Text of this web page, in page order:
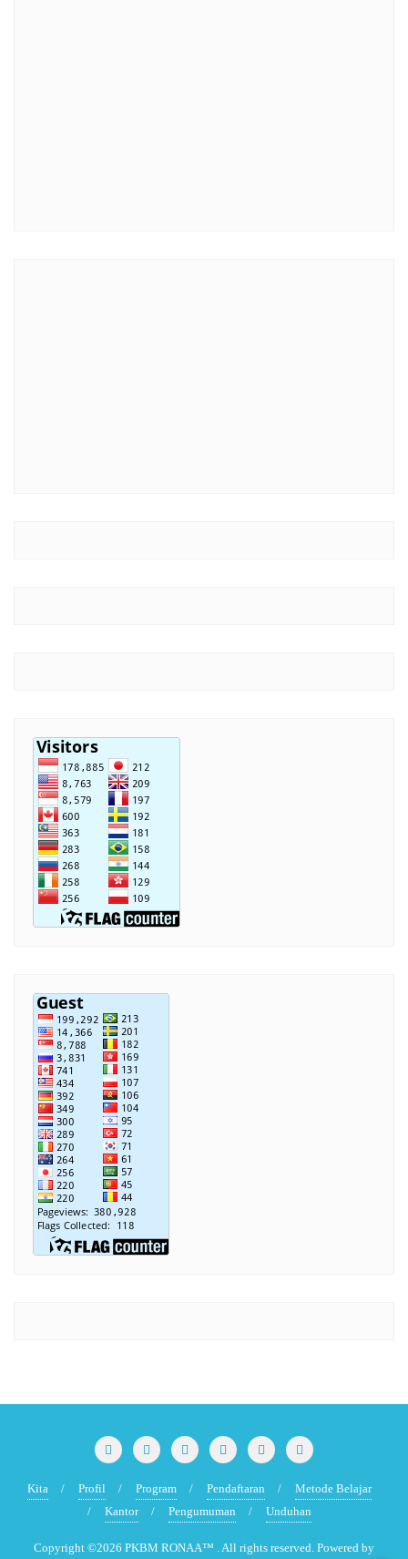
Kita Profil Program Pendaftaran
Metode Belajar
Kantor
Pengumuman Unduhan
Copyright ©2026 PKBM RONAA™ . All rights reserved. Powered by